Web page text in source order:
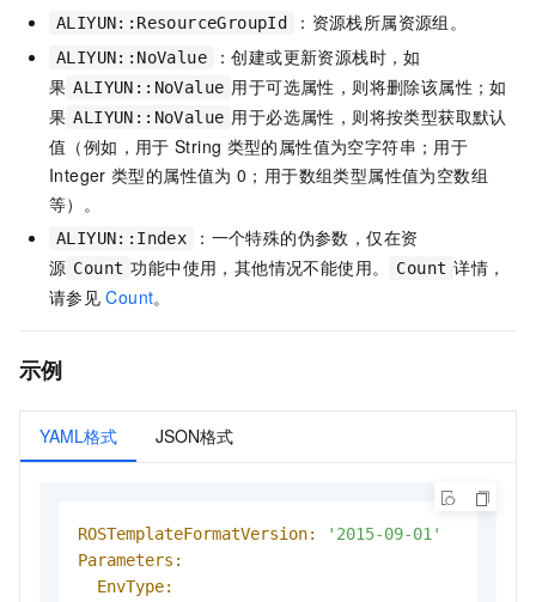
ALIYUN::ResourceGroupId ：资源栈所属资源组。
ALIYUN::NoValue
：创建或更新资源栈时，如
果 ALIYUN::NoValue 用于可选属性，则将删除该属性；如
果 ALIYUN::NoValue 用于必选属性，则将按类型获取默认
值（例如，用于 String 类型的属性值为空字符串；用于
Integer 类型的属性值为 0；用于数组类型属性值为空数组
等）。
ALIYUN::Index
：一个特殊的伪参数，仅在资
源 Count 功能中使用，其他情况不能使用。 Count 详情，
请参见 Count。
示例
YAML格式 JSON格式
ROSTemplateFormatVersion:
'2015-09-01'
Parameters:
EnvType: